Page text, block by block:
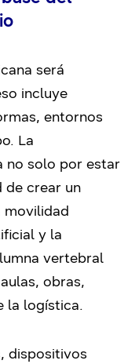
será
incluye
entornos
La
no solo por estar
de crear un
movilidad
y la
vertebral
obras,
la logística.
dispositivos